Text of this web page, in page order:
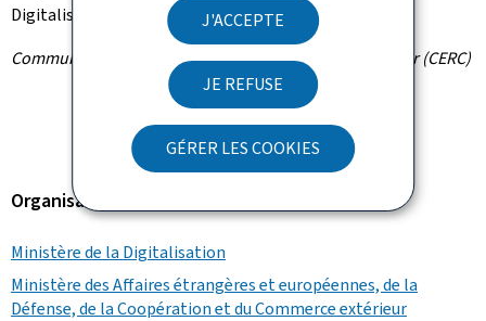
J'ACCEPTE
JE REFUSE
GÉRER LES COOKIES
Digitalisation
Communiqué par la Cellule d'évaluation du risque cyber (CERC)
Organisation
Ministère de la Digitalisation
Ministère des Affaires étrangères et européennes, de la
Défense, de la Coopération et du Commerce extérieur